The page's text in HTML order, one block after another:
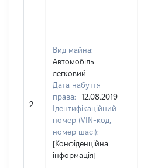
2
Вид майна:
Автомобіль
легковий
Дата набуття
права:
12.08.2019
Ідентифікаційний
номер (VIN-код,
номер шасі):
[Конфіденційна
інформація]